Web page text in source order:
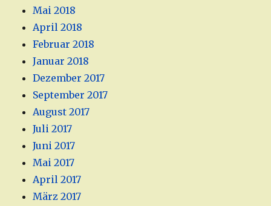
Mai 2018
April 2018
Februar 2018
Januar 2018
Dezember 2017
September 2017
August 2017
Juli 2017
Juni 2017
Mai 2017
April 2017
März 2017